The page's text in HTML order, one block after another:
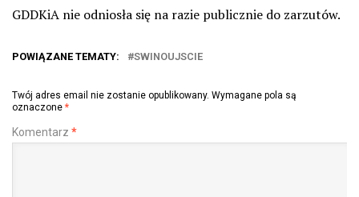
GDDKiA nie odniosła się na razie publicznie do zarzutów.
POWIĄZANE TEMATY: SWINOUJSCIE
Twój adres email nie zostanie opublikowany. Wymagane pola są
oznaczone *
Komentarz *